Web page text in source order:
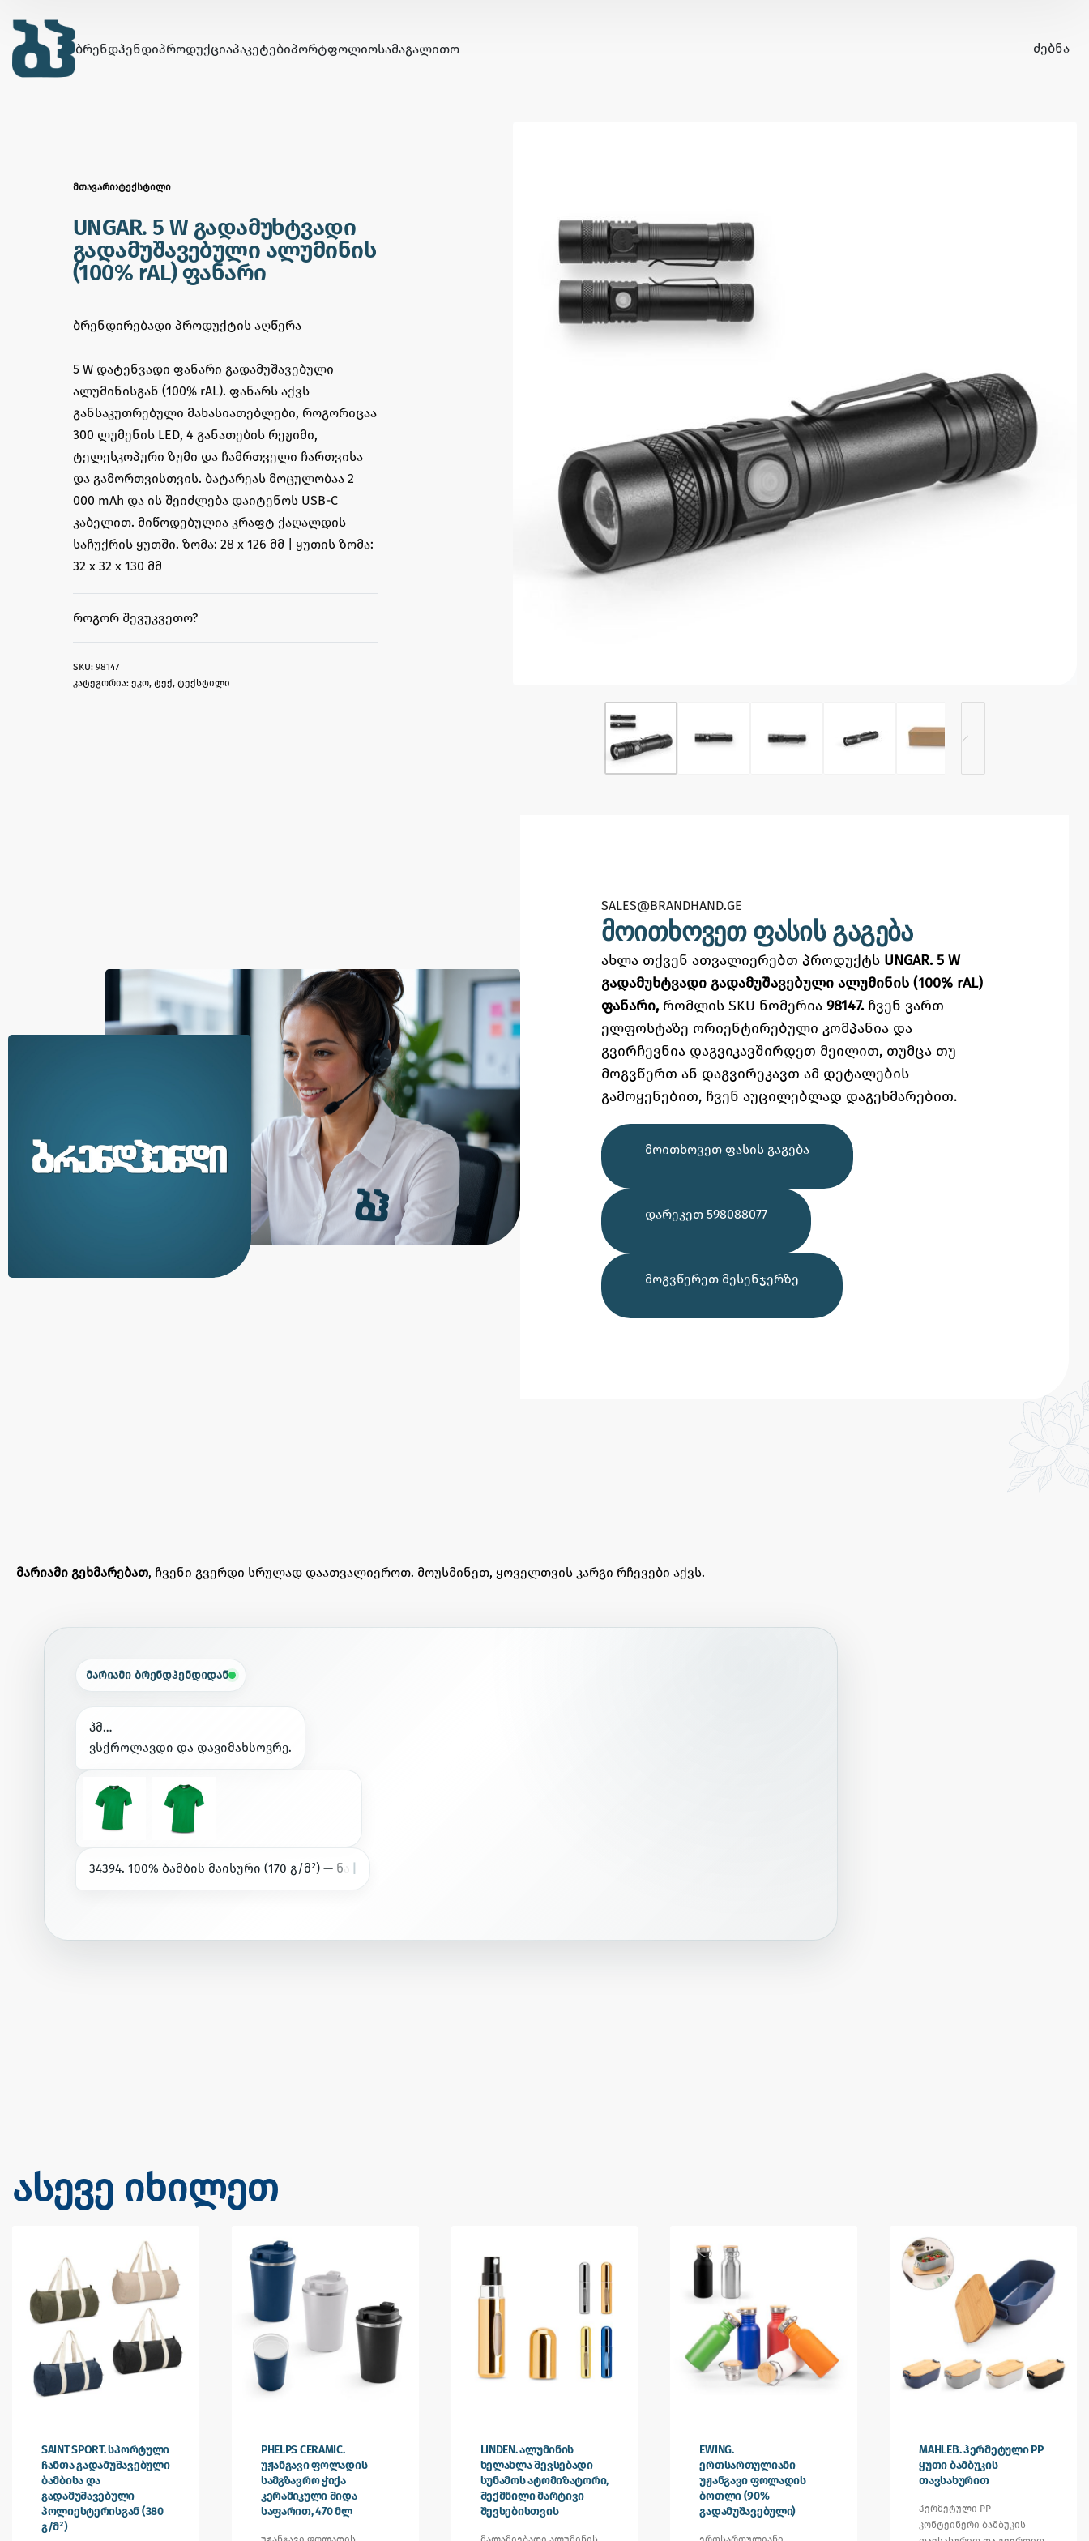
ᲑᲠᲔᲜᲓᲰᲔᲜᲓᲘᲞᲠᲝᲓᲣᲥᲪᲘᲐᲞᲐᲙᲔᲢᲔᲑᲘᲞᲝᲠᲢᲤᲝᲚᲘᲝᲡᲐᲛᲐᲒᲐᲚᲘᲗᲝ ᲫᲔᲑᲜᲐ
ᲛᲗᲐᲕᲐᲠᲘ›ᲢᲔᲥᲡᲢᲘᲚᲘ
UNGAR. 5 W გადამუხტვადი
გადამუშავებული ალუმინის
(100% rAL) ფანარი
ᲑᲠᲔᲜᲓᲘᲠᲔᲑᲐᲓᲘ ᲞᲠᲝᲓᲣᲥᲢᲘᲡ ᲐᲦᲬᲔᲠᲐ
5 W დატენვადი ფანარი გადამუშავებული
ალუმინისგან (100% rAL). ფანარს აქვს
განსაკუთრებული მახასიათებლები, როგორიცაა
300 ლუმენის LED, 4 განათების რეჟიმი,
ტელესკოპური ზუმი და ჩამრთველი ჩართვისა
და გამორთვისთვის. ბატარეას მოცულობაა 2
000 mAh და ის შეიძლება დაიტენოს USB-C
კაბელით. მიწოდებულია კრაფტ ქაღალდის
საჩუქრის ყუთში. ზომა: 28 x 126 მმ | ყუთის ზომა:
32 x 32 x 130 მმ
ᲠᲝᲒᲝᲠ ᲨᲔᲕᲣᲙᲕᲔᲗᲝ?
98147
კატეგორია: ეკო, ტექ, ტექსტილი
SALES@BRANDHAND.GE​
მოითხოვეთ ფასის გაგება
ახლა თქვენ ათვალიერებთ პროდუქტს UNGAR. 5 W
გადამუხტვადი გადამუშავებული ალუმინის (100% rAL)
ფანარი, რომლის SKU ნომერია 98147. ჩვენ ვართ
ელფოსტაზე ორიენტირებული კომპანია და
გვირჩევნია დაგვიკავშირდეთ მეილით, თუმცა თუ
მოგვწერთ ან დაგვირეკავთ ამ დეტალების
გამოყენებით, ჩვენ აუცილებლად დაგეხმარებით.
ᲛᲝᲘᲗᲮᲝᲕᲔᲗ ᲤᲐᲡᲘᲡ ᲒᲐᲒᲔᲑᲐ
ᲓᲐᲠᲔᲙᲔᲗ 598088077
ᲛᲝᲒᲕᲬᲔᲠᲔᲗ ᲛᲔᲡᲔᲜᲯᲔᲠᲖᲔ
მარიამი გეხმარებათ, ჩვენი გვერდი სრულად დაათვალიეროთ. მოუსმინეთ, ყოველთვის კარგი რჩევები აქვს.
მარიამი ბრენდჰენდიდან
ჰმ…
ვსქროლავდი და დავიმახსოვრე.
34394. 100% ბამბის მაისური (170 გ/მ²) — ნა
ასევე იხილეთ
SAINT SPORT. სპორტული
ჩანთა გადამუშავებული
ბამბისა და
გადამუშავებული
პოლიესტერისგან (380
გ/მ²)
PHELPS CERAMIC.
უჟანგავი ფოლადის
სამგზავრო ჭიქა
კერამიკული შიდა
საფარით, 470 მლ
LINDEN. ალუმინის
ხელახლა შევსებადი
სუნამოს ატომიზატორი,
შექმნილი მარტივი
შევსებისთვის
EWING.
ერთსართულიანი
უჟანგავი ფოლადის
ბოთლი (90%
გადამუშავებული)
MAHLEB. ჰერმეტული PP
ყუთი ბამბუკის
თავსახურით
ჰერმეტული PP
კონტეინერი ბამბუკის